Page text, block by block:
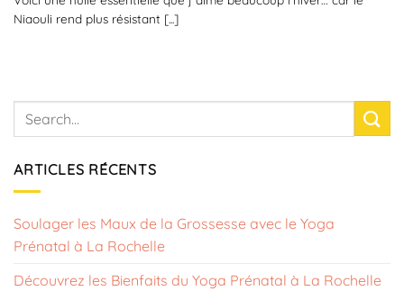
Niaouli rend plus résistant [...]
ARTICLES RÉCENTS
Soulager les Maux de la Grossesse avec le Yoga
Prénatal à La Rochelle
Découvrez les Bienfaits du Yoga Prénatal à La Rochelle